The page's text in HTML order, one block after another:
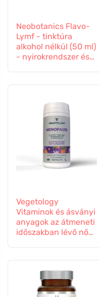
Neobotanics Flavo-
Lymf - tinktúra
alkohol nélkül (50 ml)
- nyirokrendszer és
Vegetology
Vitaminok és ásványi
anyagok az átmeneti
időszakban lévő nők